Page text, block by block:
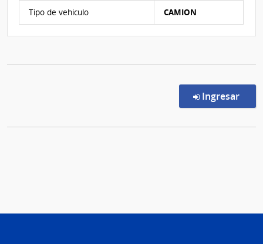
Tipo de vehiculo CAMION
Ingresar